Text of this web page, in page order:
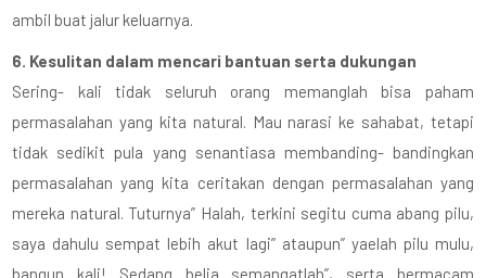
ambil buat jalur keluarnya.
6. Kesulitan dalam mencari bantuan serta dukungan
Sering- kali tidak seluruh orang memanglah bisa paham
permasalahan yang kita natural. Mau narasi ke sahabat, tetapi
tidak sedikit pula yang senantiasa membanding- bandingkan
permasalahan yang kita ceritakan dengan permasalahan yang
mereka natural. Tuturnya” Halah, terkini segitu cuma abang pilu,
saya dahulu sempat lebih akut lagi” ataupun” yaelah pilu mulu,
bangun kali! Sedang belia semangatlah”, serta bermacam